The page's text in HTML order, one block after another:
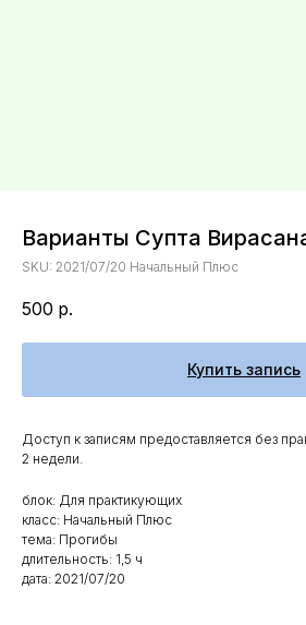
Варианты Супта
SKU: 2021/07/20 Начальный Плюс
500 р.
Купить запись
Доступ к записям предоставляется без
2 недели.
блок: Для практикующих
класс: Начальный Плюс
тема: Прогибы
длительность: 1,5 ч
дата: 2021/07/20